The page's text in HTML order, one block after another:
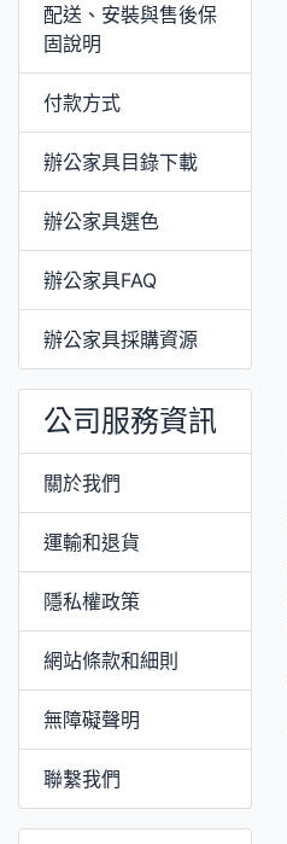
配送、安裝與售後保
固說明
付款方式
辦公家具目錄下載
辦公家具選色
辦公家具FAQ
辦公家具採購資源
公司服務資訊
關於我們
運輸和退貨
隱私權政策
網站條款和細則
無障礙聲明
聯繫我們